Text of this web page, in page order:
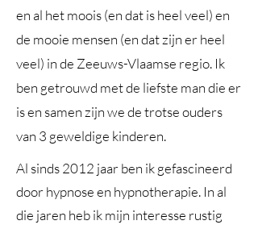
en al het moois (en dat is heel veel) en
de mooie mensen (en dat zijn er heel
veel) in de Zeeuws-Vlaamse regio. Ik
ben getrouwd met de liefste man die er
is en samen zijn we de trotse ouders
van 3 geweldige kinderen.
Al sinds 2012 jaar ben ik gefascineerd
door hypnose en hypnotherapie. In al
die jaren heb ik mijn interesse rustig